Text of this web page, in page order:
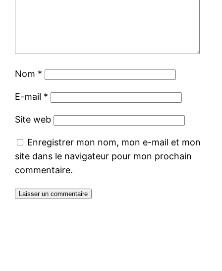
Nom *
E-mail *
Site web
Enregistrer mon nom, mon e-mail et mon
site dans le navigateur pour mon prochain
commentaire.